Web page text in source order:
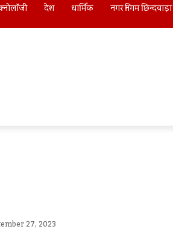
देश धार्मिक नगर निगम छिन्दवाड़ा
27, 2023